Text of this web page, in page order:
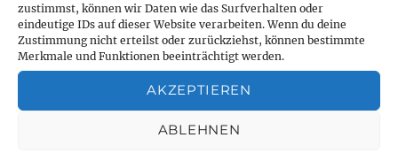
zustimmst, können wir Daten wie das Surfverhalten oder
eindeutige IDs auf dieser Website verarbeiten. Wenn du deine
Zustimmung nicht erteilst oder zurückziehst, können bestimmte
Merkmale und Funktionen beeinträchtigt werden.
AKZEPTIEREN
ABLEHNEN
Mordes an einem Journalisten und einem
Motorradtaxifahrer in Komanda angeklagt
Das Militärgericht der Garnison von Bunia
(Ituri), das als mobiles Gericht in Komanda
tagt, hat an diesem Dienstag, den 19. Juli, die